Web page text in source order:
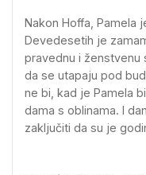
Nakon Hoffa, Pamela
Devedesetih je
pravednu i ženstvenu
da se utapaju pod
ne bi, kad je Pamela
dama s oblinama. I
zaključiti da su je